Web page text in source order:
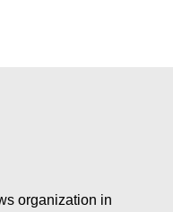
organization in